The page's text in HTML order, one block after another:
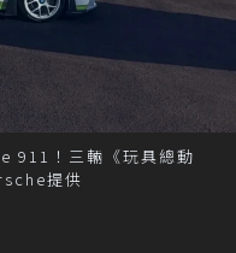
911！三輛《玩具總動
提供